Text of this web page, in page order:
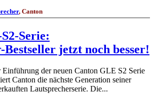
, Canton
Serie:
jetzt noch besser!
der neuen Canton GLE S2 Serie
Canton die nächste Generation seiner
Lautsprecherserie. Die...